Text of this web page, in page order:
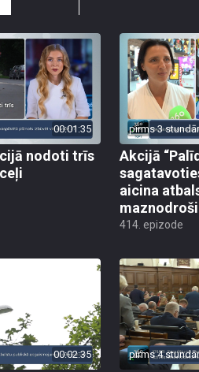
00:01:35
nodoti trīs
pirms 3
Akcijā
aicina
414. epizode
00:02:35 pirms 4